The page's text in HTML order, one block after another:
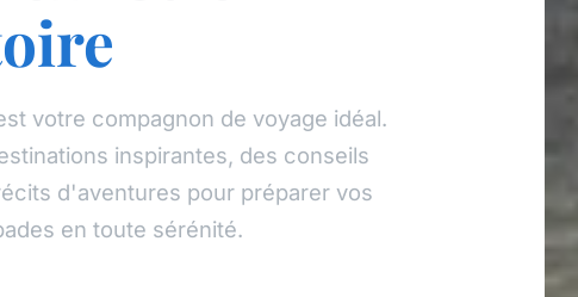
votre compagnon de voyage idéal.
inspirantes, des conseils
d'aventures pour préparer vos
en toute sérénité.